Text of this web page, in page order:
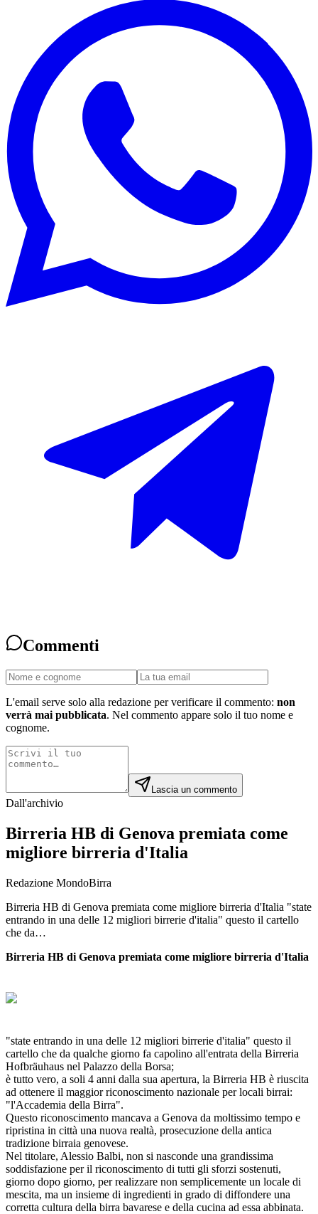
Commenti
L'email serve solo alla redazione per verificare il commento: non
verrà mai pubblicata. Nel commento appare solo il tuo nome e
cognome.
Lascia un commento
Dall'archivio
Birreria HB di Genova premiata come
migliore birreria d'Italia
Redazione MondoBirra
Birreria HB di Genova premiata come migliore birreria d'Italia "state
entrando in una delle 12 migliori birrerie d'italia" questo il cartello
che da…
Birreria HB di Genova premiata come migliore birreria d'Italia
"state entrando in una delle 12 migliori birrerie d'italia" questo il
cartello che da qualche giorno fa capolino all'entrata della Birreria
Hofbräuhaus nel Palazzo della Borsa;
è tutto vero, a soli 4 anni dalla sua apertura, la Birreria HB è riuscita
ad ottenere il maggior riconoscimento nazionale per locali birrai:
"l'Accademia della Birra".
Questo riconoscimento mancava a Genova da moltissimo tempo e
ripristina in città una nuova realtà, prosecuzione della antica
tradizione birraia genovese.
Nel titolare, Alessio Balbi, non si nasconde una grandissima
soddisfazione per il riconoscimento di tutti gli sforzi sostenuti,
giorno dopo giorno, per realizzare non semplicemente un locale di
mescita, ma un insieme di ingredienti in grado di diffondere una
corretta cultura della birra bavarese e della cucina ad essa abbinata.